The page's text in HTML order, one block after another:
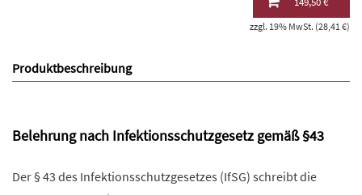
zzgl. 19% MwSt. (28,41 €)
Produktbeschreibung
Belehrung nach Infektionsschutzgesetz gemäß §43
Der § 43 des Infektionsschutzgesetzes (IfSG) schreibt die